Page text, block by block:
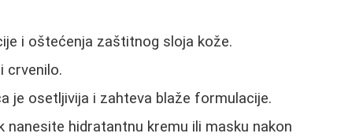
i oštećenja zaštitnog sloja kože.
crvenilo.
je osetljivija i zahteva blaže formulacije.
nanesite hidratantnu kremu ili masku nakon